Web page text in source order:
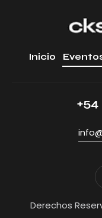
Inicio
+54
Derechos